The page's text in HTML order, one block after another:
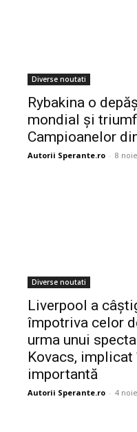
Diverse noutati
Rybakina o
mondial și
Campioanelor
Autorii Sperante.ro - 8
Diverse noutati
Liverpool a
împotriva celor
urma unui
Kovacs,
importantă
Autorii Sperante.ro - 4